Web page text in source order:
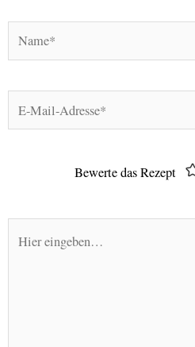
Name*
Mail-
Bewerte das Rezept
eingeben…